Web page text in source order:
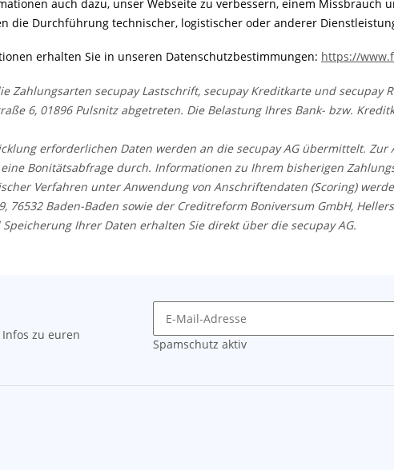
auch dazu, unser Webseite zu verbessern, einem Missbrauch
die Durchführung technischer, logistischer oder anderer
erhalten Sie in unseren Datenschutzbestimmungen: https://
Zahlungsarten secupay Lastschrift, secupay Kreditkarte und
6, 01896 Pulsnitz abgetreten. Die Belastung Ihres Bank- bzw.
erforderlichen Daten werden an die secupay AG übermittelt.
Bonitätsabfrage durch. Informationen zu Ihrem bisherigen
Verfahren unter Anwendung von Anschriftendaten (Scoring)
76532 Baden-Baden sowie der Creditreform Boniversum GmbH,
Ihrer Daten erhalten Sie direkt über die secupay AG.
zu euren
Spamschutz aktiv